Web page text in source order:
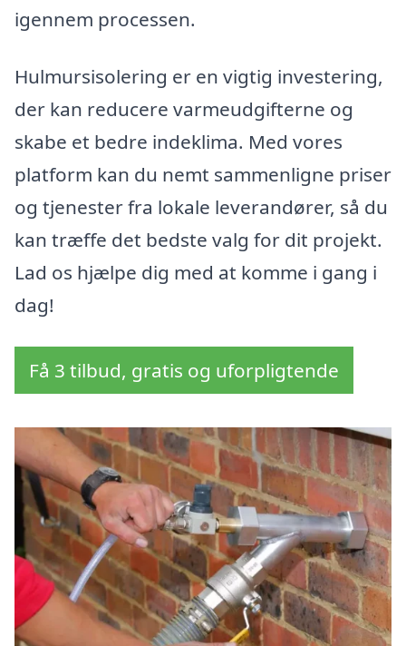
igennem processen.
Hulmursisolering er en vigtig investering,
der kan reducere varmeudgifterne og
skabe et bedre indeklima. Med vores
platform kan du nemt sammenligne priser
og tjenester fra lokale leverandører, så du
kan træffe det bedste valg for dit projekt.
Lad os hjælpe dig med at komme i gang i
dag!
Få 3 tilbud, gratis og uforpligtende